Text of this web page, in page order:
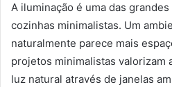
A iluminação é uma das
cozinhas minimalistas. Um
naturalmente parece mais
projetos minimalistas valorizam
luz natural através de janelas